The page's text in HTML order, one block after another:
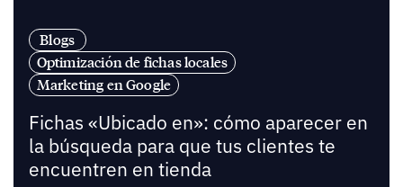
Blogs
Optimización de fichas locales
Marketing en Google
Fichas «Ubicado en»: cómo aparecer en
la búsqueda para que tus clientes te
encuentren en tienda